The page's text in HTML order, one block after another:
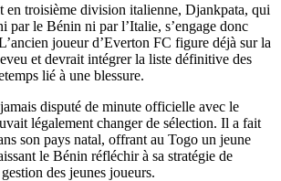
en troisième division italienne, Djankpata, qui
par le Bénin ni par l’Italie, s’engage donc
joueur d’Everton FC figure déjà sur la
et devrait intégrer la liste définitive des
lié à une blessure.
disputé de minute officielle avec le
légalement changer de sélection. Il a fait
son pays natal, offrant au Togo un jeune
le Bénin réfléchir à sa stratégie de
des jeunes joueurs.